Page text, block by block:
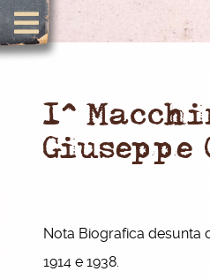
1^
Nota Biografica desunta
1914 e 1938.